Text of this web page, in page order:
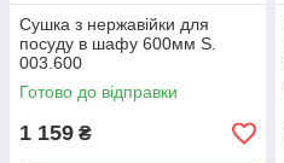
Сушка з нержавійки для
посуду в шафу 600мм S.
003.600
Готово до відправки
1 159 ₴